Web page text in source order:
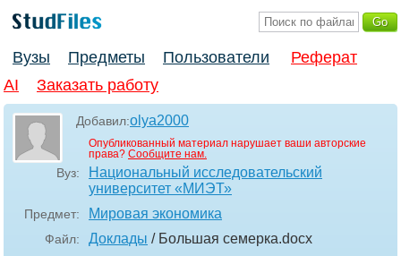
Вузы Предметы Пользователи
Реферат
AI
Заказать работу
Добавил:olya2000
Опубликованный материал нарушает ваши авторские
права? Сообщите нам.
Вуз:
Национальный исследовательский
университет «МИЭТ»
Предмет: Мировая экономика
Файл: Доклады / Большая семерка.docx